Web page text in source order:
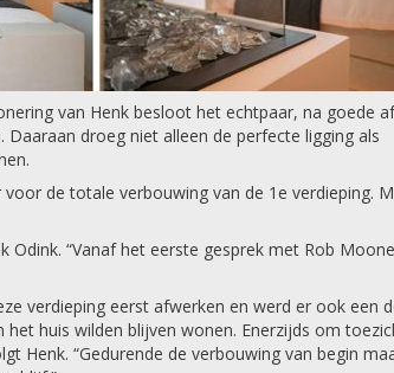
van Henk besloot het echtpaar, na goede
droeg niet alleen de perfecte ligging als
de totale verbouwing van de 1e verdieping.
“Vanaf het eerste gesprek met Rob
verdieping eerst afwerken en werd er ook een
huis wilden blijven wonen. Enerzijds om
Henk. “Gedurende de verbouwing van begin